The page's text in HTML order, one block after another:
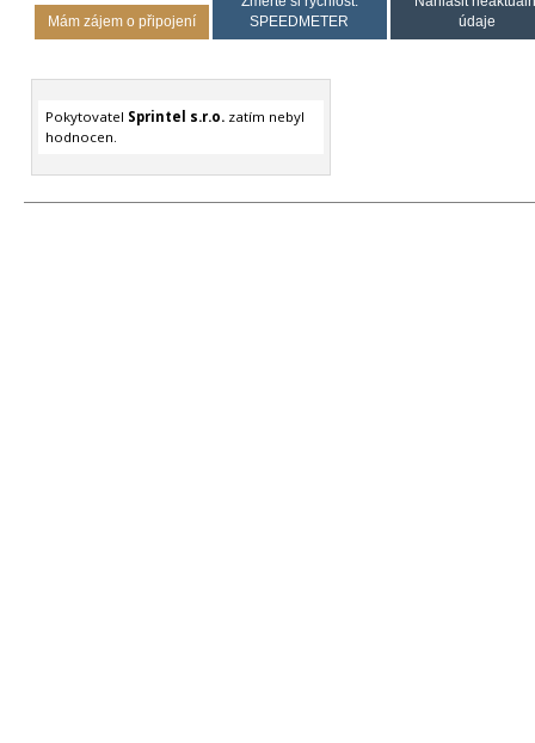
Mám zájem o připojení
SPEEDMETER
údaje
Pokytovatel Sprintel s.r.o.zatím nebyl
hodnocen.